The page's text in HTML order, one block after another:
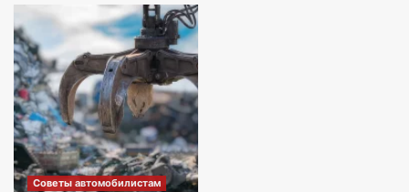
Советы автомобилистам